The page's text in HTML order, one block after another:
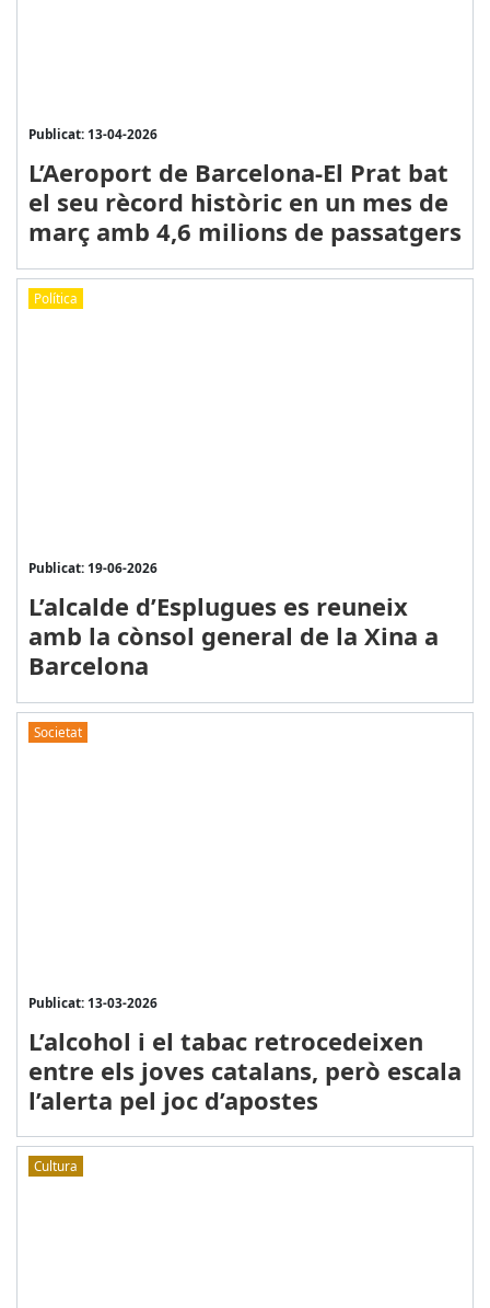
Publicat: 13-04-2026
L’Aeroport de Barcelona-El Prat bat
el seu rècord històric en un mes de
març amb 4,6 milions de passatgers
Política
Publicat: 19-06-2026
L’alcalde d’Esplugues es reuneix
amb la cònsol general de la Xina a
Barcelona
Societat
Publicat: 13-03-2026
L’alcohol i el tabac retrocedeixen
entre els joves catalans, però escala
l’alerta pel joc d’apostes
Cultura